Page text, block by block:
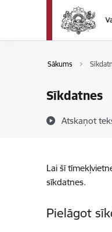
Pāriet uz lapas saturu
Sākums
Sīkdatnes
Atskaņot
Lai šī
sīkdatnes.
Pielāgot